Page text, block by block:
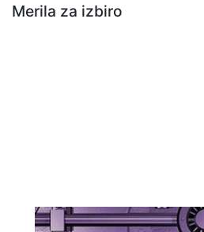
Merila za izbiro